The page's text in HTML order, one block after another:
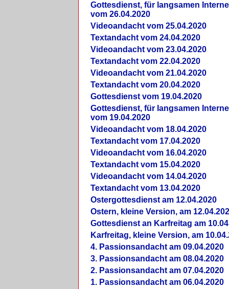
Gottesdienst, für langsamen
vom 26.04.2020
Videoandacht vom 25.04.2020
Textandacht vom 24.04.2020
Videoandacht vom 23.04.2020
Textandacht vom 22.04.2020
Videoandacht vom 21.04.2020
Textandacht vom 20.04.2020
Gottesdienst vom 19.04.2020
Gottesdienst, für langsamen
vom 19.04.2020
Videoandacht vom 18.04.2020
Textandacht vom 17.04.2020
Videoandacht vom 16.04.2020
Textandacht vom 15.04.2020
Videoandacht vom 14.04.2020
Textandacht vom 13.04.2020
Ostergottesdienst am 12.04.2020
Ostern, kleine Version, am
Gottesdienst an Karfreitag am
Karfreitag, kleine Version, am
4. Passionsandacht am 09.04.2020
3. Passionsandacht am 08.04.2020
2. Passionsandacht am 07.04.2020
1. Passionsandacht am 06.04.2020